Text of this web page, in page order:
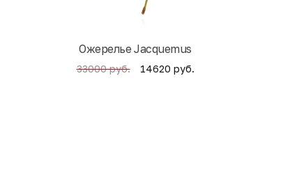
Ожерелье Jacquemus
33000 руб. 14620 руб.